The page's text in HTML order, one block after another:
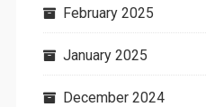
February 2025
January 2025
December 2024